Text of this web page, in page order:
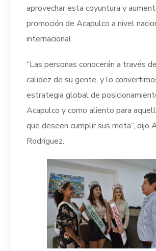
aprovechar esta coyuntura y
promoción de Acapulco a nivel
internacional.
“Las personas conocerán a través
calidez de su gente, y lo
estrategia global de
Acapulco y como aliento para
que deseen cumplir sus meta”, dijo
Rodríguez.